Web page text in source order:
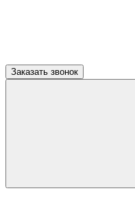
Заказать звонок